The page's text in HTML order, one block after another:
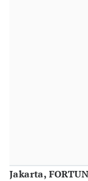
Jakarta,